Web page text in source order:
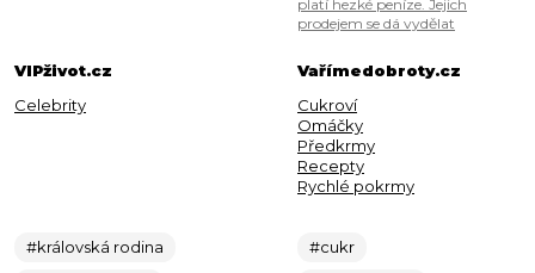
platí hezké peníze. Jejich
prodejem se dá vydělat
VIPživot.cz
Celebrity
#královská rodina
Vařímedobroty.cz
Cukroví
Omáčky
Předkrmy
Recepty
Rychlé pokrmy
#cukr